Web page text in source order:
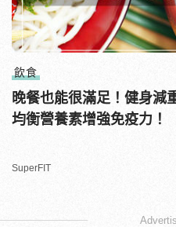
飲食
晚餐也能很滿足！健身減
均衡營養素增強免疫力！
SuperFIT